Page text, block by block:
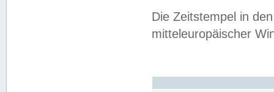
Die Zeitstempel in
mitteleuropäischer